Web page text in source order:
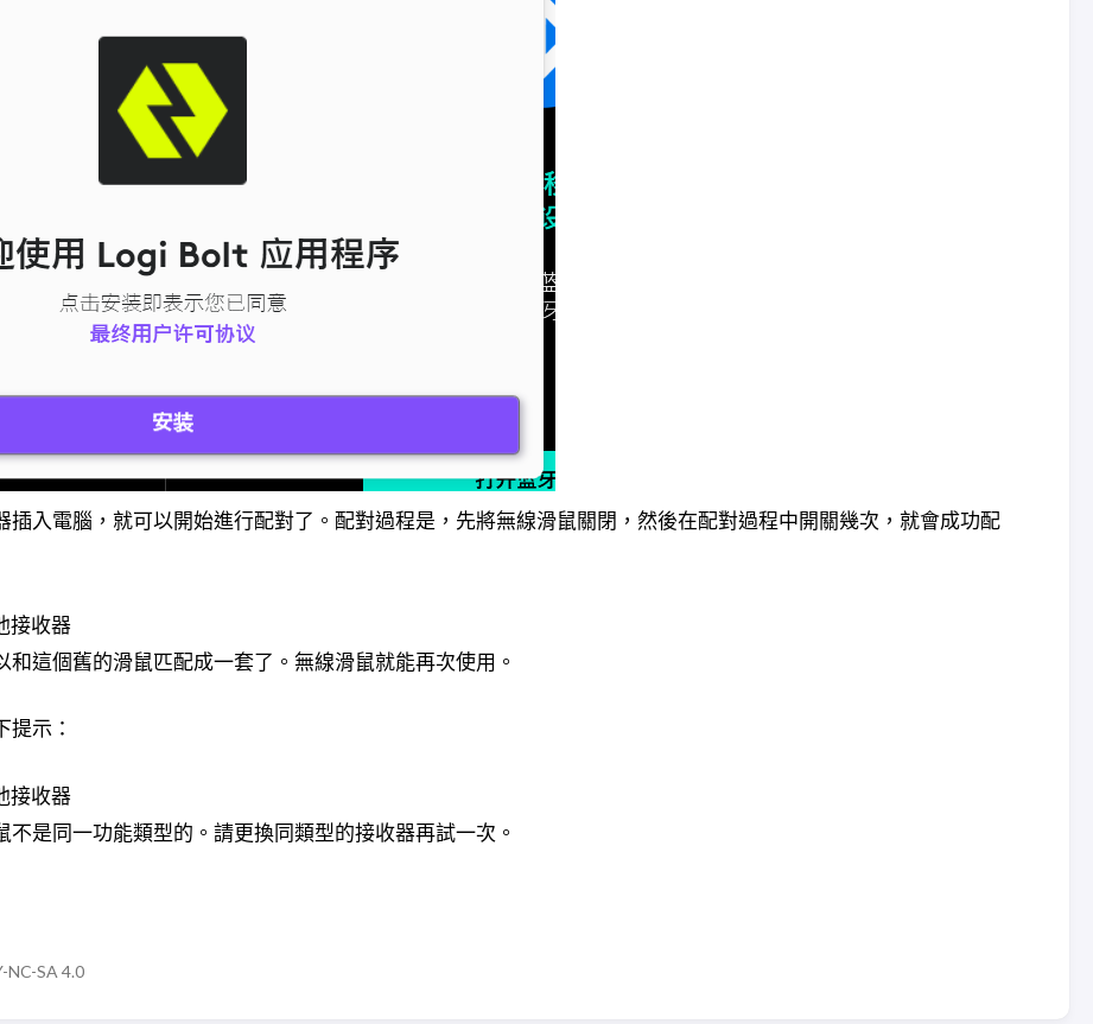
插入電腦，就可以開始進行配對了。配對過程是，先將無線滑鼠關閉，然後在配對過程中開關幾次，就會成功配
和這個舊的滑鼠匹配成一套了。無線滑鼠就能再次使用。
提示：
不是同一功能類型的。請更換同類型的接收器再試一次。
NC-SA 4.0